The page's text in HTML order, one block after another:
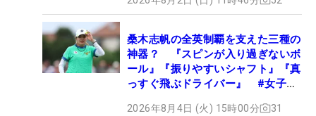
桑木志帆の全英制覇を支えた三種の
神器？ 『スピンが入り過ぎないボ
ール』『振りやすいシャフト』『真
っすぐ飛ぶドライバー』 #女子プ
2026年8月4日 (火) 15時00分 31